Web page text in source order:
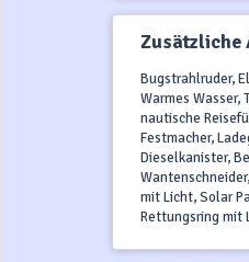
Zusätzliche
Bugstrahlruder,
Warmes Wasser,
nautische
Festmacher,
Dieselkanister,
mit Licht, Solar
Rettungsring mit